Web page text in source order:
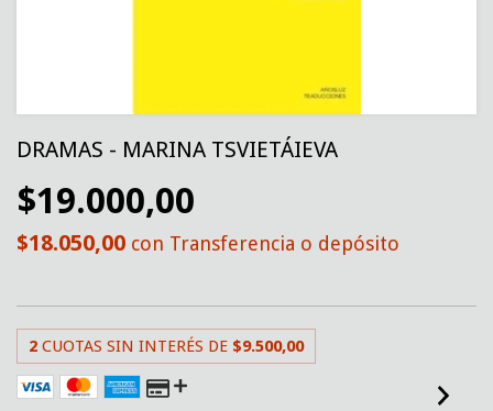
DRAMAS - MARINA TSVIETÁIEVA
$19.000,00
$18.050,00 con Transferencia o depósito
2 CUOTAS SIN INTERÉS DE $9.500,00